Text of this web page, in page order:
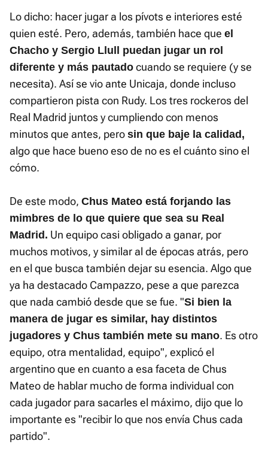
Lo dicho: hacer jugar a los pívots e interiores esté
quien esté. Pero, además, también hace que el
Chacho y Sergio Llull puedan jugar un rol
diferente y más pautado cuando se requiere (y se
necesita). Así se vio ante Unicaja, donde incluso
compartieron pista con Rudy. Los tres rockeros del
Real Madrid juntos y cumpliendo con menos
minutos que antes, pero sin que baje la calidad,
algo que hace bueno eso de no es el cuánto sino el
cómo.
De este modo, Chus Mateo está forjando las
mimbres de lo que quiere que sea su Real
Madrid. Un equipo casi obligado a ganar, por
muchos motivos, y similar al de épocas atrás, pero
en el que busca también dejar su esencia. Algo que
ya ha destacado Campazzo, pese a que parezca
que nada cambió desde que se fue. "Si bien la
manera de jugar es similar, hay distintos
jugadores y Chus también mete su mano. Es otro
equipo, otra mentalidad, equipo", explicó el
argentino que en cuanto a esa faceta de Chus
Mateo de hablar mucho de forma individual con
cada jugador para sacarles el máximo, dijo que lo
importante es "recibir lo que nos envía Chus cada
partido".